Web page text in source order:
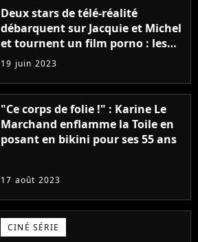
Deux stars de télé-réalité
débarquent sur Jacquie et Michel
et tournent un film porno : les
premières images du tournage
(exclu)
19 juin 2023
"Ce corps de folie !" : Karine Le
Marchand enflamme la Toile en
posant en bikini pour ses 55 ans
17 août 2023
CINÉ SÉRIE